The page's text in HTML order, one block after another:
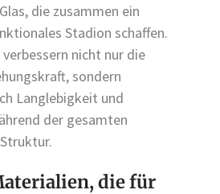
die zusammen ein
Stadion schaffen.
nicht nur die
sondern
Langlebigkeit und
der gesamten
die für